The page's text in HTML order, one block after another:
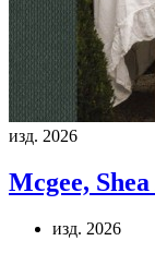
изд. 2026
Mcgee, Shea
изд. 2026